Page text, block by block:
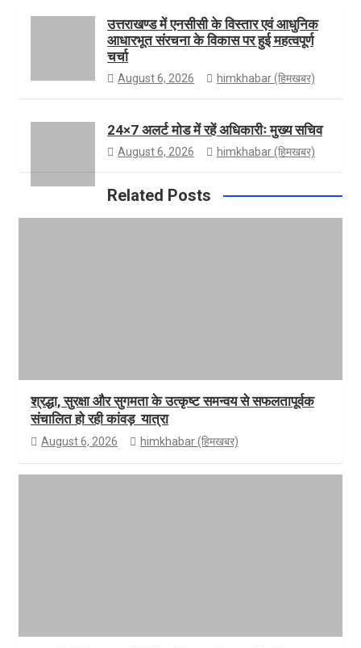
उत्तराखण्ड में एनसीसी के विस्तार एवं आधुनिक
आधारभूत संरचना के विकास पर हुई महत्वपूर्ण
चर्चा
August 6, 2026 himkhabar (हिमखबर)
24×7 अलर्ट मोड में रहें अधिकारीः मुख्य सचिव
August 6, 2026 himkhabar (हिमखबर)
Related Posts
श्रद्धा, सुरक्षा और सुगमता के उत्कृष्ट समन्वय से सफलतापूर्वक
संचालित हो रही कांवड़ यात्रा
August 6, 2026 himkhabar (हिमखबर)